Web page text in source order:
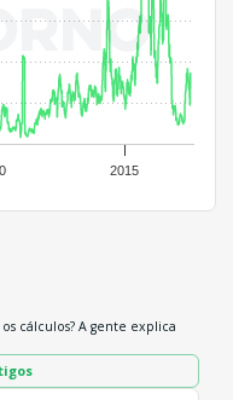
2015
cálculos? A gente explica